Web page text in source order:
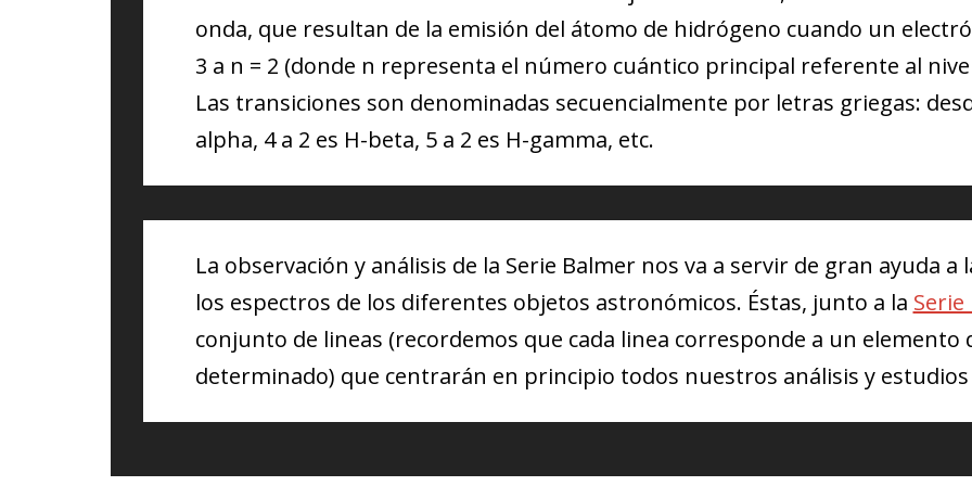
onda, que resultan de la emisión del átomo de hidrógeno cuando un
3 a n = 2 (donde n representa el número cuántico principal referente al
Las transiciones son denominadas secuencialmente por letras griegas:
alpha, 4 a 2 es H-beta, 5 a 2 es H-gamma, etc.
La observación y análisis de la Serie Balmer nos va a servir de gran ayuda a
los espectros de los diferentes objetos astronómicos. Éstas, junto a la
conjunto de lineas (recordemos que cada linea corresponde a un elemento
determinado) que centrarán en principio todos nuestros análisis y